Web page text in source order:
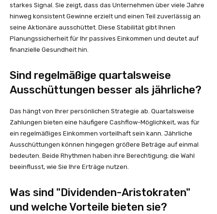
starkes Signal. Sie zeigt, dass das Unternehmen über viele Jahre
hinweg konsistent Gewinne erzielt und einen Teil zuverlässig an
seine Aktionäre ausschüttet. Diese Stabilität gibt Ihnen
Planungssicherheit für Ihr passives Einkommen und deutet auf
finanzielle Gesundheit hin.
Sind regelmäßige quartalsweise
Ausschüttungen besser als jährliche?
Das hängt von Ihrer persönlichen Strategie ab. Quartalsweise
Zahlungen bieten eine häufigere Cashflow-Möglichkeit, was für
ein regelmäßiges Einkommen vorteilhaft sein kann. Jährliche
Ausschüttungen können hingegen größere Beträge auf einmal
bedeuten. Beide Rhythmen haben ihre Berechtigung; die Wahl
beeinflusst, wie Sie Ihre Erträge nutzen.
Was sind "Dividenden-Aristokraten"
und welche Vorteile bieten sie?